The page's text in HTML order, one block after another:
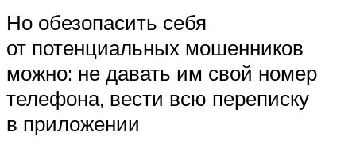
Но обезопасить себя
от потенциальных мошенников
можно: не давать им свой номер
телефона, вести всю переписку
в приложении